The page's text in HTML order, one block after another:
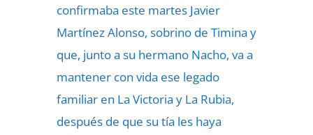
confirmaba este martes Javier
Martínez Alonso, sobrino de Timina y
que, junto a su hermano Nacho, va a
mantener con vida ese legado
familiar en La Victoria y La Rubia,
después de que su tía les haya